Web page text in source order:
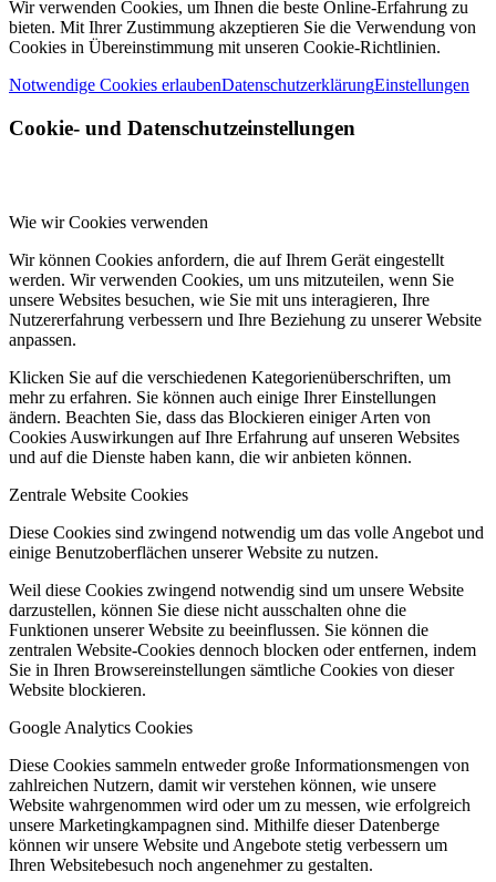
Wir verwenden Cookies, um Ihnen die beste Online-Erfahrung zu
bieten. Mit Ihrer Zustimmung akzeptieren Sie die Verwendung von
Cookies in Übereinstimmung mit unseren Cookie-Richtlinien.
Notwendige Cookies erlaubenDatenschutzerklärungEinstellungen
Cookie- und Datenschutzeinstellungen
Wie wir Cookies verwenden
Wir können Cookies anfordern, die auf Ihrem Gerät eingestellt
werden. Wir verwenden Cookies, um uns mitzuteilen, wenn Sie
unsere Websites besuchen, wie Sie mit uns interagieren, Ihre
Nutzererfahrung verbessern und Ihre Beziehung zu unserer Website
anpassen.
Klicken Sie auf die verschiedenen Kategorienüberschriften, um
mehr zu erfahren. Sie können auch einige Ihrer Einstellungen
ändern. Beachten Sie, dass das Blockieren einiger Arten von
Cookies Auswirkungen auf Ihre Erfahrung auf unseren Websites
und auf die Dienste haben kann, die wir anbieten können.
Zentrale Website Cookies
Diese Cookies sind zwingend notwendig um das volle Angebot und
einige Benutzoberflächen unserer Website zu nutzen.
Weil diese Cookies zwingend notwendig sind um unsere Website
darzustellen, können Sie diese nicht ausschalten ohne die
Funktionen unserer Website zu beeinflussen. Sie können die
zentralen Website-Cookies dennoch blocken oder entfernen, indem
Sie in Ihren Browsereinstellungen sämtliche Cookies von dieser
Website blockieren.
Google Analytics Cookies
Diese Cookies sammeln entweder große Informationsmengen von
zahlreichen Nutzern, damit wir verstehen können, wie unsere
Website wahrgenommen wird oder um zu messen, wie erfolgreich
unsere Marketingkampagnen sind. Mithilfe dieser Datenberge
können wir unsere Website und Angebote stetig verbessern um
Ihren Websitebesuch noch angenehmer zu gestalten.